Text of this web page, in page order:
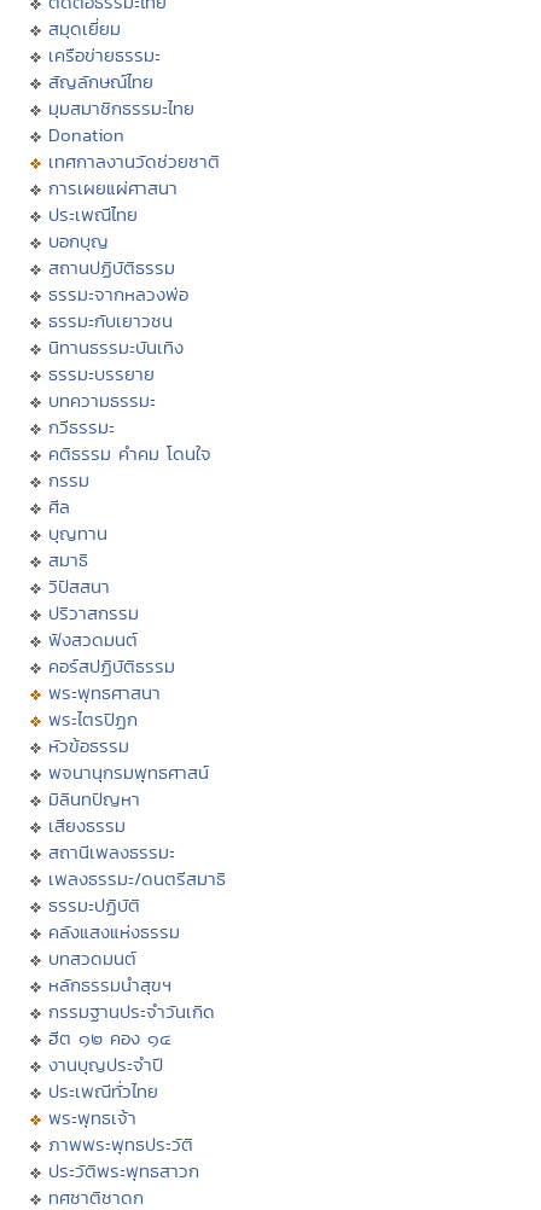
สมุดเยี่ยม
เครือข่ายธรรมะ
สัญลักษณ์ไทย
มุมสมาชิกธรรมะไทย
Donation
เทศกาลงานวัดช่วยชาติ
การเผยแผ่ศาสนา
ประเพณีไทย
บอกบุญ
สถานปฏิบัติธรรม
ธรรมะจากหลวงพ่อ
ธรรมะกับเยาวชน
นิทานธรรมะบันเทิง
ธรรมะบรรยาย
บทความธรรมะ
กวีธรรมะ
คติธรรม คำคม โดนใจ
กรรม
ศีล
บุญทาน
สมาธิ
วิปัสสนา
ปริวาสกรรม
ฟังสวดมนต์
คอร์สปฏิบัติธรรม
พระพุทธศาสนา
พระไตรปิฏก
หัวข้อธรรม
พจนานุกรมพุทธศาสน์
มิลินทปัญหา
เสียงธรรม
สถานีเพลงธรรมะ
เพลงธรรมะ/ดนตรีสมาธิ
ธรรมะปฏิบัติ
คลังแสงแห่งธรรม
บทสวดมนต์
หลักธรรมนำสุขฯ
กรรมฐานประจำวันเกิด
ฮีต ๑๒ คอง ๑๔
งานบุญประจำปี
ประเพณีทั่วไทย
พระพุทธเจ้า
ภาพพระพุทธประวัติ
ประวัติพระพุทธสาวก
ทศชาติชาดก